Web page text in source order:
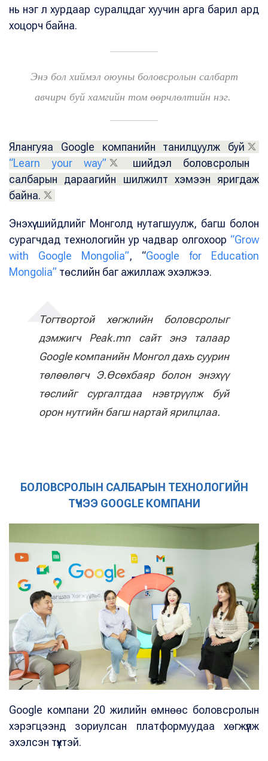
нь нэг л хурдаар суралцдаг хуучин арга барил ард
хоцорч байна.
Энэ бол хиймэл оюуны боловсролын салбарт
авчирч буй хамгийн том өөрчлөлтийн нэг.
Ялангуяа Google компанийн танилцуулж буй
“Learn your way”
шийдэл боловсролын
салбарын дараагийн шилжилт хэмээн яригдаж
байна.
Энэхүү шийдлийг Монголд нутагшуулж, багш болон
сурагчдад технологийн ур чадвар олгохоор “Grow
with Google Mongolia”, “Google for Education
Mongolia” төслийн баг ажиллаж эхэлжээ.
Тогтвортой хөгжлийн боловсролыг
дэмжигч Peak.mn сайт энэ талаар
Google компанийн Монгол дахь суурин
төлөөлөгч Э.Өсөхбаяр болон энэхүү
төслийг сургалтдаа нэвтрүүлж буй
орон нутгийн багш нартай ярилцлаа.
БОЛОВСРОЛЫН САЛБАРЫН ТЕХНОЛОГИЙН
ТҮҮЧЭЭ GOOGLE КОМПАНИ
Google компани 20 жилийн өмнөөс боловсролын
хэрэгцээнд зориулсан платформуудаа хөгжүүлж
эхэлсэн түүхтэй.